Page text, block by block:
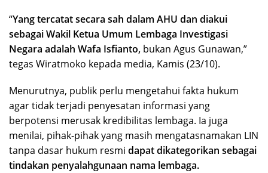
“Yang tercatat secara sah dalam AHU dan diakui
sebagai Wakil Ketua Umum Lembaga Investigasi
Negara adalah Wafa Isfianto, bukan Agus Gunawan,”
tegas Wiratmoko kepada media, Kamis (23/10).
Menurutnya, publik perlu mengetahui fakta hukum
agar tidak terjadi penyesatan informasi yang
berpotensi merusak kredibilitas lembaga. Ia juga
menilai, pihak-pihak yang masih mengatasnamakan LIN
tanpa dasar hukum resmi dapat dikategorikan sebagai
tindakan penyalahgunaan nama lembaga.